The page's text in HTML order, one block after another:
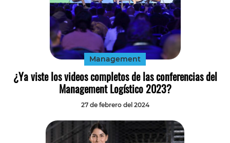
Management
¿Ya viste los videos completos de las conferencias del
Management Logístico 2023?
27 de febrero del 2024